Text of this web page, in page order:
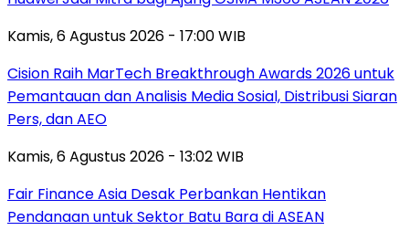
Kamis, 6 Agustus 2026 - 17:00 WIB
Cision Raih MarTech Breakthrough Awards 2026 untuk
Pemantauan dan Analisis Media Sosial, Distribusi Siaran
Pers, dan AEO
Kamis, 6 Agustus 2026 - 13:02 WIB
Fair Finance Asia Desak Perbankan Hentikan
Pendanaan untuk Sektor Batu Bara di ASEAN